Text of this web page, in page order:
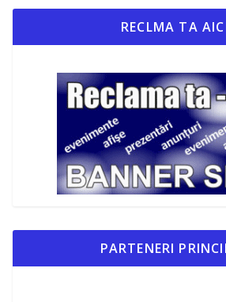
RECLMA TA
PARTENERI